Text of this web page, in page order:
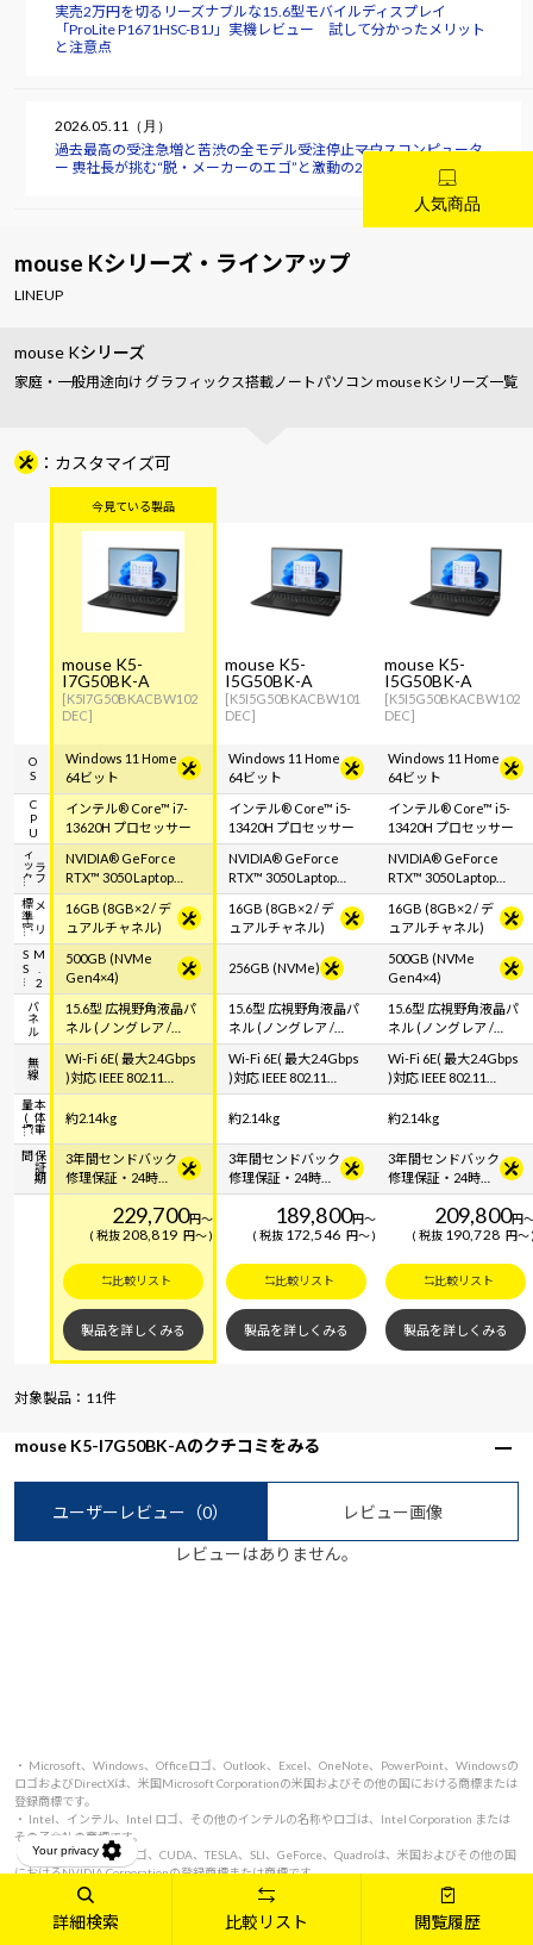
実売2万円を切るリーズナブルな15.6型モバイルディスプレイ
「ProLite P1671HSC-B1J」実機レビュー 試して分かったメリット
と注意点
2026.05.11（月）
過去最高の受注急増と苦渋の全モデル受注停止――マウスコンピュータ
ー 軣社長が挑む“脱・メーカーのエゴ”と激動の2026年
mouse Kシリーズ・ラインアップ
LINEUP
mouse Kシリーズ
家庭・一般用途向け グラフィックス搭載ノートパソコン mouse Kシリーズ一覧
カスタマイズ可
OS
CPU
グ
ラ
フ
ィ
ッ
ク
メ
モ
リ
標
準
容
M
.
2
S
S
パネル
無線
本
体
重
量
(
標
保
証
期
間
mouse K5-
I7G50BK-A
[K5I7G50BKACBW102
DEC]
Windows 11 Home
64ビット
インテル® Core™ i7-
13620H プロセッサー
NVIDIA® GeForce
RTX™ 3050 Laptop
GPU
16GB (8GB×2 / デ
ュアルチャネル)
500GB (NVMe
Gen4×4)
15.6型 広視野角液晶パ
ネル (ノングレア /
60Hz対応 / アスペクト
比16:9)
Wi-Fi 6E( 最大2.4Gbps
)対応 IEEE 802.11
ax/ac/a/b/g/n準拠 ＋
Bluetooth 5内蔵
約2.14kg
3年間センドバック
修理保証・24時間
×365日電話サポー
229,700円～
税抜 208,819 円～
比較リスト
製品を詳しくみる
mouse K5-
I5G50BK-A
[K5I5G50BKACBW101
DEC]
Windows 11 Home
64ビット
インテル® Core™ i5-
13420H プロセッサー
NVIDIA® GeForce
RTX™ 3050 Laptop
GPU
16GB (8GB×2 / デ
ュアルチャネル)
256GB (NVMe)
15.6型 広視野角液晶パ
ネル (ノングレア /
60Hz対応 / アスペクト
比16:9)
Wi-Fi 6E( 最大2.4Gbps
)対応 IEEE 802.11
ax/ac/a/b/g/n準拠 ＋
Bluetooth 5内蔵
約2.14kg
3年間センドバック
修理保証・24時間
×365日電話サポー
189,800円～
税抜 172,546 円～
比較リスト
製品を詳しくみる
mouse K5-
I5G50BK-A
[K5I5G50BKACBW102
DEC]
Windows 11 Home
64ビット
インテル® Core™ i5-
13420H プロセッサー
NVIDIA® GeForce
RTX™ 3050 Laptop
GPU
16GB (8GB×2 / デ
ュアルチャネル)
500GB (NVMe
Gen4×4)
15.6型 広視野角液晶パ
ネル (ノングレア /
60Hz対応 / アスペクト
比16:9)
Wi-Fi 6E( 最大2.4Gbps
)対応 IEEE 802.11
ax/ac/a/b/g/n準拠 ＋
Bluetooth 5内蔵
約2.14kg
3年間センドバック
修理保証・24時間
×365日電話サポー
209,800円
税抜 190,728 円～
比較リスト
製品を詳しくみる
対象製品：11件
mouse K5-I7G50BK-Aのクチコミをみる
ユーザーレビュー （0） レビュー画像
レビューはありません。
・ Microsoft、Windows、Officeロゴ、Outlook、Excel、OneNote、PowerPoint、Windowsの
ロゴおよびDirectXは、米国Microsoft Corporationの米国およびその他の国における商標または
登録商標です。
・ Intel、インテル、Intel ロゴ、その他のインテルの名称やロゴは、Intel Corporation または
その子会社の商標です。
・ NVIDIA、NVIDIAロゴ、CUDA、TESLA、SLI、GeForce、Quadroは、米国およびその他の国
におけるNVIDIA Corporationの登録商標または商標です。
・ 🄫2021 Advanced Micro Devices, Inc. All rights reserved. AMD、AMD Arrowロゴ、
Ryzen、Radeon、およびその組み合わせは、Advanced Micro Devices、Inc.の商標です。
・ Dolby, Dolby Audio, Dolby Atmos, and the double-D symbol are trademarks of Dolby
詳細検索 比較リスト 閲覧履歴